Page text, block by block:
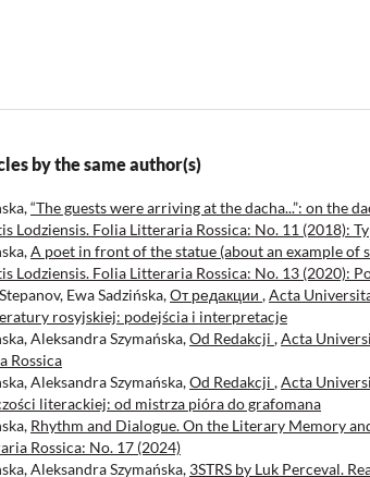
by the same author(s)
“The guests were arriving at the dacha...”: on the
Lodziensis. Folia Litteraria Rossica: No. 11 (2018):
A poet in front of the statue (about an example of
Lodziensis. Folia Litteraria Rossica: No. 13 (2020):
Ewa Sadzińska,От редакции ,Acta
rosyjskiej: podejścia i interpretacje
Aleksandra Szymańska,Od Redakcji ,Acta
Rossica
Aleksandra Szymańska,Od Redakcji ,Acta
literackiej: od mistrza pióra do grafomana
Rhythm and Dialogue. On the Literary Memory
Rossica: No. 17 (2024)
Aleksandra Szymańska, 3STRS by Luk Perceval.